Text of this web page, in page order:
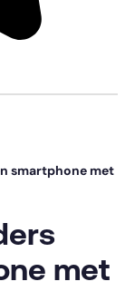
smartphone met
met